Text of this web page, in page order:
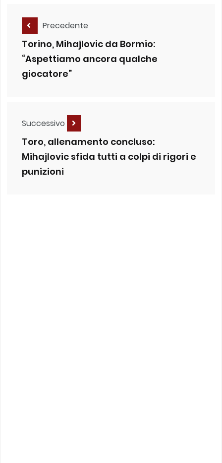
Precedente
Torino, Mihajlovic da Bormio:
“Aspettiamo ancora qualche
giocatore”
Successivo
Toro, allenamento concluso:
Mihajlovic sfida tutti a colpi di rigori e
punizioni